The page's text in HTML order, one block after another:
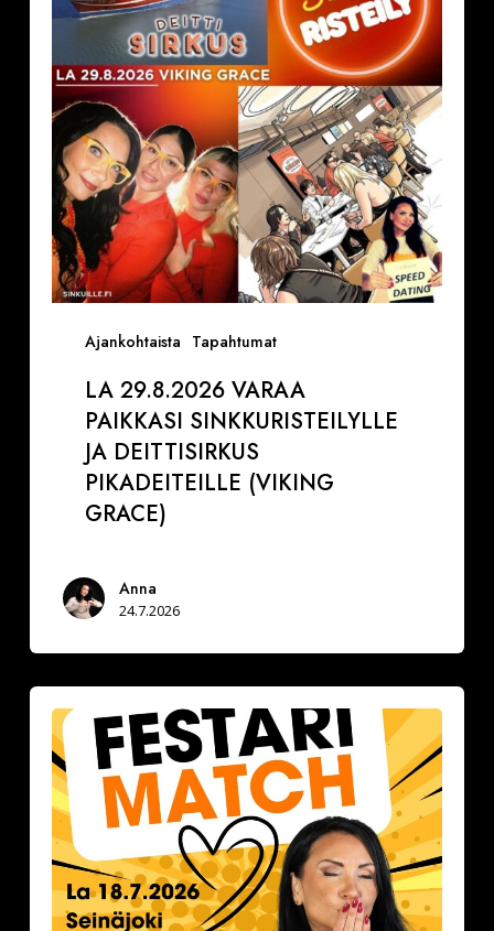
Ajankohtaista Tapahtumat
Sinkkuristeilylle
Deittisirkus
pikadeiteille
(Viking
Grace)
LA 29.8.2026 VARAA
PAIKKASI SINKKURISTEILYLLE
JA DEITTISIRKUS
PIKADEITEILLE (VIKING
GRACE)
Anna
24.7.2026
Deittisirkus
18.7.2026,
klo
16.30-
17.30